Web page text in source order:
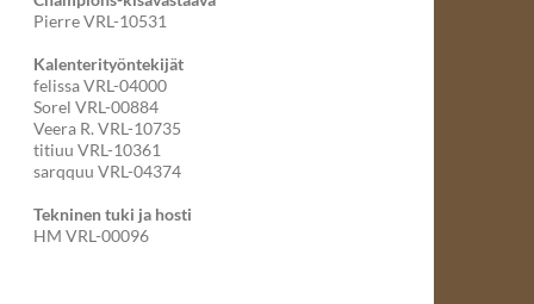
Pierre VRL-10531
Kalenterityöntekijät
felissa VRL-04000
Sorel VRL-00884
Veera R. VRL-10735
titiuu VRL-10361
sarqquu VRL-04374
Tekninen tuki ja hosti
HM VRL-00096